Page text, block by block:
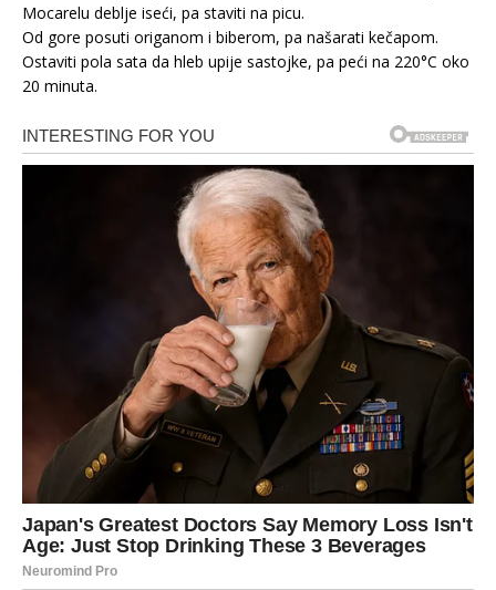
Mocarelu deblje iseći, pa staviti na picu.
Od gore posuti origanom i biberom, pa našarati kečapom.
Ostaviti pola sata da hleb upije sastojke, pa peći na 220°C oko
20 minuta.